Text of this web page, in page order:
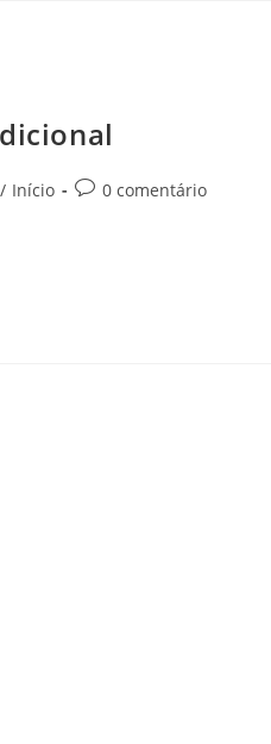
/ Início 0 comentário